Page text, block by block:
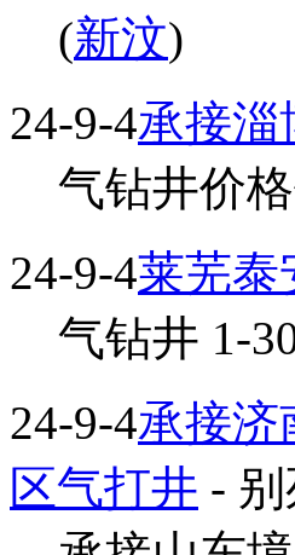
(新汶)
24-9-4承接淄
气钻井价
24-9-4莱芜泰
气钻井 1-
24-9-4承接济
区气打井 -